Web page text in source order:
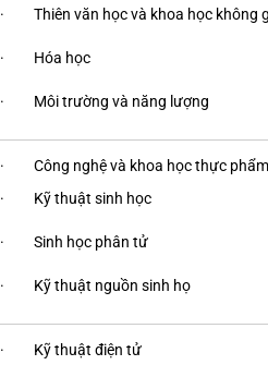
· Thiên văn học và khoa học không
· Hóa học
· Môi trường và năng lượng
· Công nghệ và khoa học thực phẩm
· Kỹ thuật sinh học
· Sinh học phân tử
· Kỹ thuật nguồn sinh họ
· Kỹ thuật điện tử